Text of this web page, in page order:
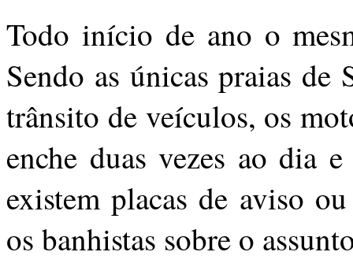
Todo início de ano o
Sendo as únicas praias
trânsito de veículos, os
enche duas vezes ao dia
existem placas de aviso
os banhistas sobre o